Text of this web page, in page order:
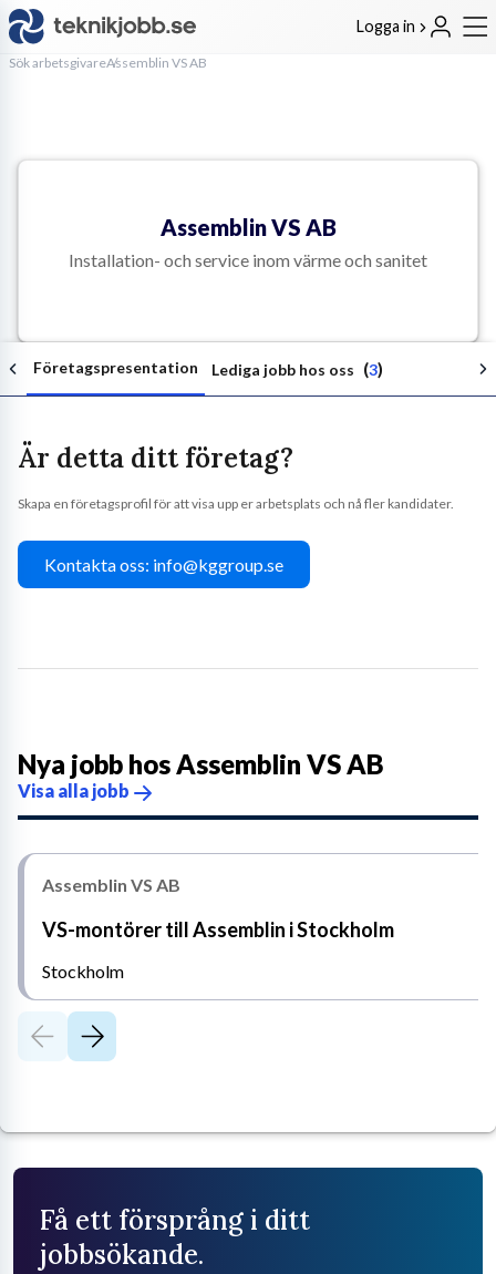
Logga in
Sök arbetsgivareAssemblin VS AB
Assemblin VS AB
Installation- och service inom värme och sanitet
Företagspresentation Lediga jobb hos oss (3)
Är detta ditt företag?
Skapa en företagsprofil för att visa upp er arbetsplats och nå fler kandidater.
Kontakta oss: info@kggroup.se
Nya jobb hosAssemblin VS AB
Visa alla jobb
Assemblin VS AB
VS-montörer till Assemblin i Stockholm
Stockholm
Få ett försprång i ditt
jobbsökande.